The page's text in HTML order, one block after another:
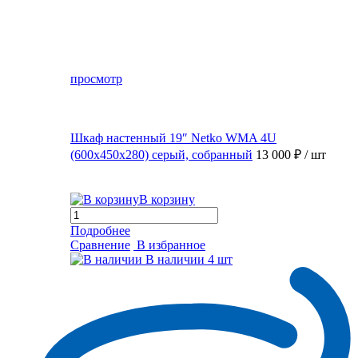
просмотр
Шкаф настенный 19″ Netko WMA 4U
(600x450x280) серый, собранный 13 000 ₽ / шт
В корзину
Подробнее
Сравнение В избранное
В наличии 4 шт